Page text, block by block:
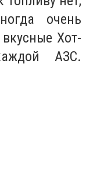
очень
Хот-
АЗС.